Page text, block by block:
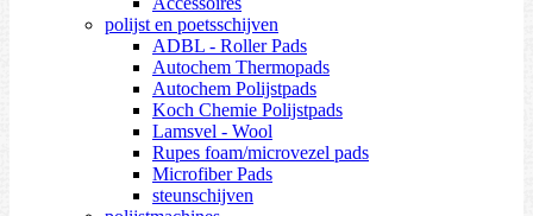
polijst en poetsschijven
ADBL - Roller Pads
Autochem Thermopads
Autochem Polijstpads
Koch Chemie Polijstpads
Lamsvel - Wool
Rupes foam/microvezel pads
Microfiber Pads
steunschijven